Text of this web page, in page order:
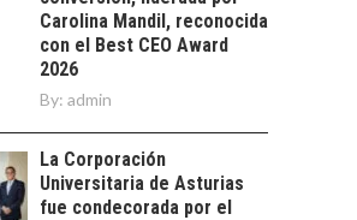
DE LOS RECURSOS
HUMANOS EN LAS
EMPRESAS
CHILENAS
estratégica de los
recursos humanos en
las empresas…
FINANCIAMIENTO
PARA PYMES EN
Carolina Mandil, reconocida
con el Best CEO Award
2026
By: admin
La Corporación
Universitaria de Asturias
fue condecorada por el